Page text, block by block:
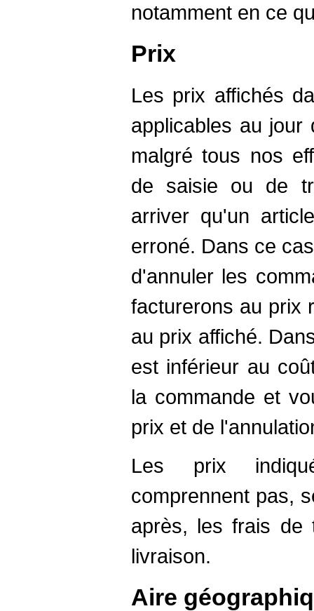
notamment en ce
Prix
Les prix affichés
applicables au jour
malgré tous nos
de saisie ou de
arriver qu'un
erroné. Dans ce
d'annuler les
facturerons au prix
au prix affiché.
est inférieur au
la commande et
prix et de
Les prix
comprennent pas,
après, les frais de
livraison.
Aire